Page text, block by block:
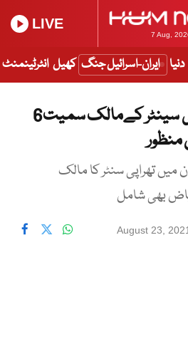
7 Aug,
LIVE
دنیا ایران-اسرائیل جنگ کھیل انٹرٹینمنٹ
نور مقدم کیس:تھراپی سینٹر کےمالک سمیت6
میں تھراپی سنٹر کا مالک
بھی شامل
August 23,